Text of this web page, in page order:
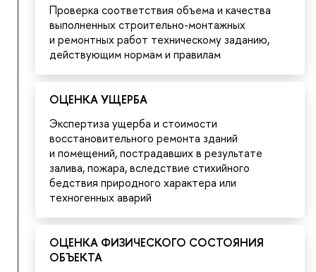
Проверка соответствия объема и качества
выполненных строительно-монтажных
и ремонтных работ техническому заданию,
действующим нормам и правилам
ОЦЕНКА УЩЕРБА
Экспертиза ущерба и стоимости
восстановительного ремонта зданий
и помещений, пострадавших в результате
залива, пожара, вследствие стихийного
бедствия природного характера или
техногенных аварий
ОЦЕНКА ФИЗИЧЕСКОГО СОСТОЯНИЯ
ОБЪЕКТА